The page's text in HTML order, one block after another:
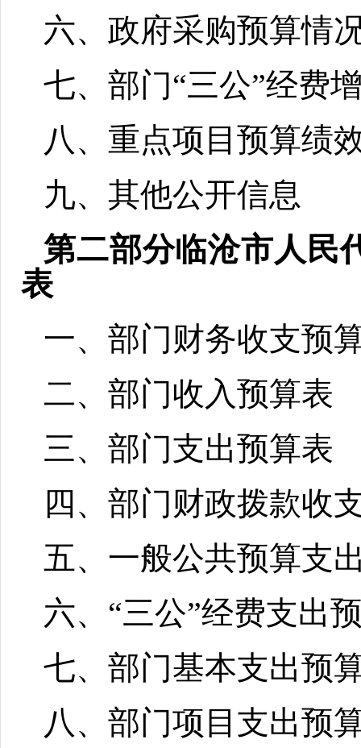
六、政府采购预算情
七、部门“三公”经费
八、重点项目预算绩
九、其他公开信息
第二部分临沧市人民
表
一、部门财务收支预
二、部门收入预算表
三、部门支出预算表
四、部门财政拨款收
五、一般公共预算支
六、“三公”经费支出
七、部门基本支出预
八、部门项目支出预